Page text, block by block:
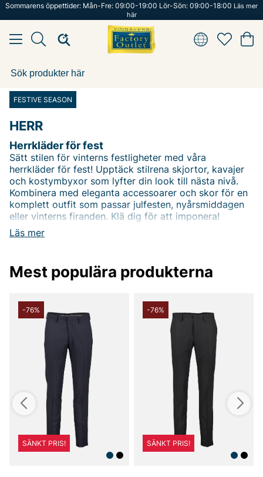
Sommarens öppettider: Mån-Fre: 09:00-19:00 Lör-Sön: 09:00-18:00 Läs mer
här
FESTIVE SEASON
HERR
Läs mer
Herrkläder för fest
Sätt stilen för vinterns festligheter med våra
herrkläder för fest! Upptäck stilrena skjortor, kavajer
och kostymbyxor som lyfter din look till nästa nivå.
Kombinera med eleganta accessoarer och skor för en
komplett outfit som passar julfesten, nyårsmiddagen
eller vinterns firanden. Klä dig för att imponera!
Mest populära produkterna
-76%
SÄNKT PRIS!
-76%
SÄNKT PRIS!